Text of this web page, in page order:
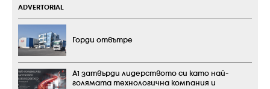
ADVERTORIAL
Горди отвътре
А1 затвърди лидерството си като най-
голямата технологична компания и